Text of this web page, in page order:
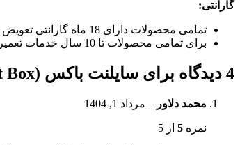
گارانتی:
تمامی محصولات دارای 18 ماه گارانتی تعویض می باشند
برای تمامی محصولات تا 10 سال خدمات تعمیر و تعویض انجام می گیرد
4 دیدگاه برای سایلنت باکس (Silent Box)
محمد دلاور – مرداد 1, 1404
نمره 5 از 5